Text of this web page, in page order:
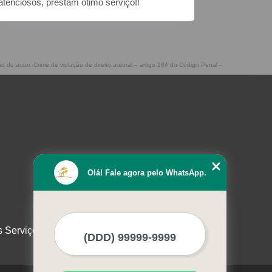
do autor. Crime de violação de direito autoral – artigo 184 do Código Penal –
Serviços
Olá! Fale agora pelo WhatsApp.